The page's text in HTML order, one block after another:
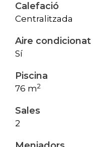
Calefació
Centralitzada
Aire condicionat
Sí
Piscina
76 m2
Sales
2